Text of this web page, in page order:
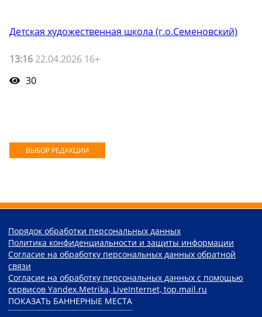
Детская художественная школа (г.о.Семеновский)
13:16 22.04.2026 16+
30
ВЫБОР РЕДАКЦИИ
Порядок обработки персональных данных
Политика конфиденциальности и защиты информации
Согласие на обработку персональных данных обратной
связи
Согласие на обработку персональных данных с помощью
сервисов Yandex.Metrika, LiveInternet, top.mail.ru
ПОКАЗАТЬ БАННЕРНЫЕ МЕСТА